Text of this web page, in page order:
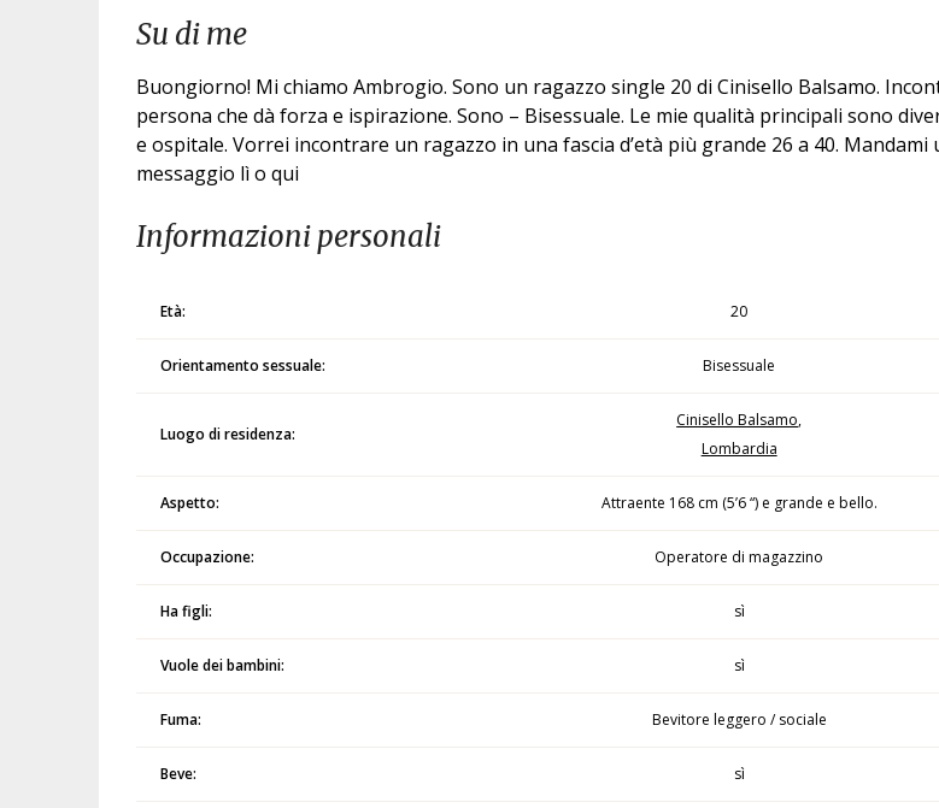
Su di me
Buongiorno! Mi chiamo Ambrogio. Sono un ragazzo single 20 di Cinisello Balsamo.
persona che dà forza e ispirazione. Sono – Bisessuale. Le mie qualità principali sono
e ospitale. Vorrei incontrare un ragazzo in una fascia d’età più grande 26 a 40. Mandami
messaggio lì o qui
Informazioni personali
Età: 20
Orientamento sessuale: Bisessuale
Luogo di residenza:
Cinisello Balsamo,
Lombardia
Aspetto: Attraente 168 cm (5’6 “) e grande e bello.
Occupazione: Operatore di magazzino
Ha figli: sì
Vuole dei bambini: sì
Fuma: Bevitore leggero / sociale
Beve: sì